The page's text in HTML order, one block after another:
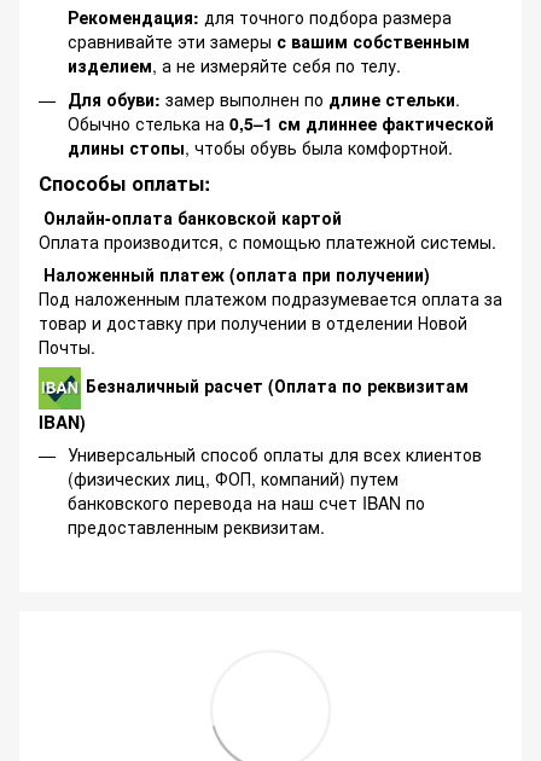
Рекомендация: для точного подбора размера
сравнивайте эти замеры с вашим собственным
изделием, а не измеряйте себя по телу.
Для обуви: замер выполнен по длине стельки.
Обычно стелька на 0,5–1 см длиннее фактической
длины стопы, чтобы обувь была комфортной.
Способы оплаты:
Онлайн-оплата банковской картой
Оплата производится, с помощью платежной системы.
Наложенный платеж (оплата при получении)
Под наложенным платежом подразумевается оплата за
товар и доставку при получении в отделении Новой
Почты.
Безналичный расчет (Оплата по реквизитам
IBAN)
Универсальный способ оплаты для всех клиентов
(физических лиц, ФОП, компаний) путем
банковского перевода на наш счет IBAN по
предоставленным реквизитам.